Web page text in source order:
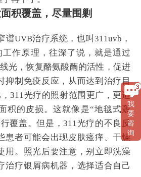
积覆盖，尽量围剿
谱UVB治疗系统，也叫311uvb，
工作原理，往深了说，就是通过
光，恢复酪氨酸酶的活性，促进
抑制免疫反应，从而达到治疗目
311光疗的照射范围更广，更适
积的皮损。这就像是“地毯式轰
覆盖。但是，311光疗的不良反
患者可能会出现皮肤瘙痒、干燥
用。照光后要注意，别立即洗澡
治疗银屑病机器，选择适合自己
我
要
咨
询